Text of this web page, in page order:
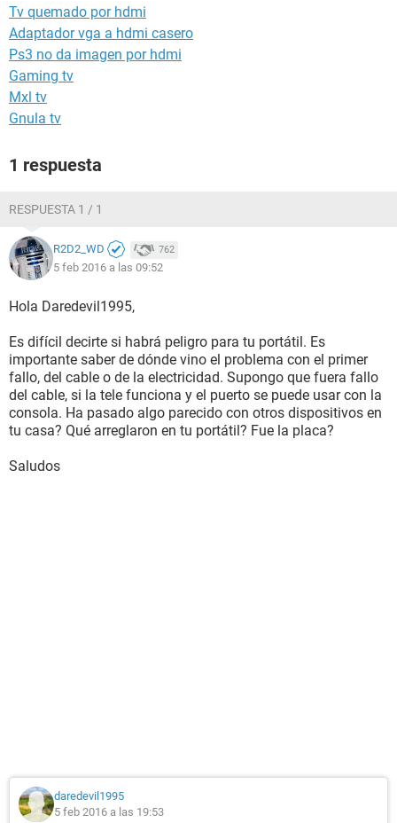
Tv quemado por hdmi
Adaptador vga a hdmi casero
Ps3 no da imagen por hdmi
Gaming tv
Mxl tv
Gnula tv
1 respuesta
RESPUESTA 1 / 1
R2D2_WD 762
5 feb 2016 a las 09:52
Hola Daredevil1995,
Es difícil decirte si habrá peligro para tu portátil. Es
importante saber de dónde vino el problema con el primer
fallo, del cable o de la electricidad. Supongo que fuera fallo
del cable, si la tele funciona y el puerto se puede usar con la
consola. Ha pasado algo parecido con otros dispositivos en
tu casa? Qué arreglaron en tu portátil? Fue la placa?
Saludos
daredevil1995
5 feb 2016 a las 19:53